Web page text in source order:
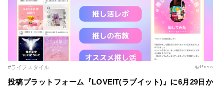
#ライフスタイル @Press
投稿プラットフォーム『LOVEIT(ラブイット)』に6月29日か